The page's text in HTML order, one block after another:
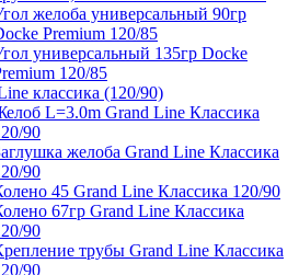
желоба универсальный 90гр
Premium 120/85
универсальный 135гр Docke
120/85
классика (120/90)
L=3.0m Grand Line Классика
90
желоба Grand Line Классика
90
45 Grand Line Классика 120/90
67гр Grand Line Классика
90
трубы Grand Line Классика
90